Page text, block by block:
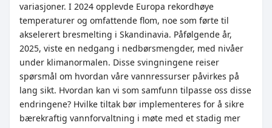
variasjoner. I 2024 opplevde Europa rekordhøye
temperaturer og omfattende flom, noe som førte til
akselerert bresmelting i Skandinavia. Påfølgende år,
2025, viste en nedgang i nedbørsmengder, med nivåer
under klimanormalen. Disse svingningene reiser
spørsmål om hvordan våre vannressurser påvirkes på
lang sikt. Hvordan kan vi som samfunn tilpasse oss disse
endringene? Hvilke tiltak bør implementeres for å sikre
bærekraftig vannforvaltning i møte med et stadig mer